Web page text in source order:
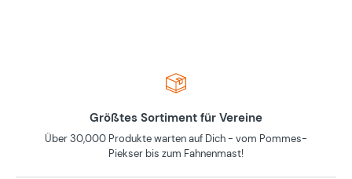
Größtes Sortiment für Vereine
Über 30,000 Produkte warten auf Dich - vom Pommes-
Piekser bis zum Fahnenmast!